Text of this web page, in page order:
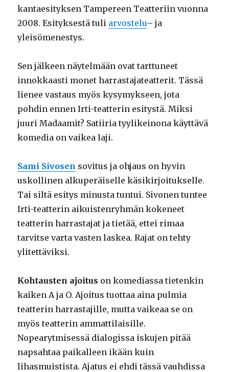
kantaesityksen Tampereen Teatteriin vuonna
2008. Esityksestä tuli arvostelu– ja
yleisömenestys.
Sen jälkeen näytelmään ovat tarttuneet
innokkaasti monet harrastajateatterit. Tässä
lienee vastaus myös kysymykseen, jota
pohdin ennen Irti-teatterin esitystä. Miksi
juuri Madaamit? Satiiria tyylikeinona käyttävä
komedia on vaikea laji.
Sami Sivosen sovitus ja ohjaus on hyvin
uskollinen alkuperäiselle käsikirjoitukselle.
Tai siltä esitys minusta tuntui. Sivonen tuntee
Irti-teatterin aikuistenryhmän kokeneet
teatterin harrastajat ja tietää, ettei rimaa
tarvitse varta vasten laskea. Rajat on tehty
ylitettäviksi.
Kohtausten ajoitus on komediassa tietenkin
kaiken A ja O. Ajoitus tuottaa aina pulmia
teatterin harrastajille, mutta vaikeaa se on
myös teatterin ammattilaisille.
Nopearytmisessä dialogissa iskujen pitää
napsahtaa paikalleen ikään kuin
lihasmuistista. Ajatus ei ehdi tässä vauhdissa